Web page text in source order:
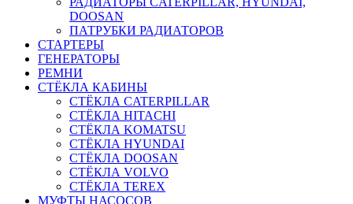
DOOSAN
ПАТРУБКИ РАДИАТОРОВ
СТАРТЕРЫ
ГЕНЕРАТОРЫ
РЕМНИ
СТЁКЛА КАБИНЫ
СТЁКЛА CATERPILLAR
СТЁКЛА HITACHI
СТЁКЛА KOMATSU
СТЁКЛА HYUNDAI
СТЁКЛА DOOSAN
СТЁКЛА VOLVO
СТЁКЛА TEREX
МУФТЫ НАСОСОВ